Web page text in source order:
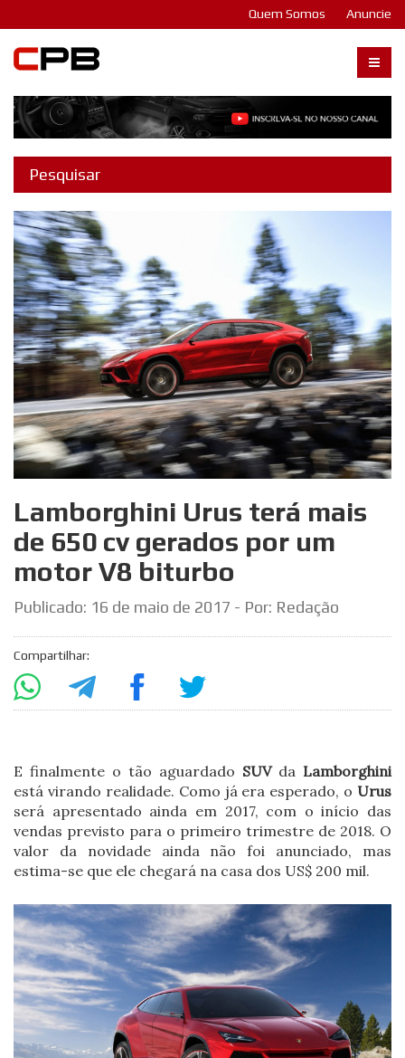
Quem Somos Anuncie
Lamborghini Urus terá mais
de 650 cv gerados por um
motor V8 biturbo
Publicado: 16 de maio de 2017 - Por: Redação
Compartilhar:
E finalmente o tão aguardado SUVda Lamborghini
está virando realidade. Como já era esperado, o Urus
será apresentado ainda em 2017, com o início das
vendas previsto para o primeiro trimestre de 2018. O
valor da novidade ainda não foi anunciado, mas
estima-se que ele chegará na casa dos US$ 200 mil.